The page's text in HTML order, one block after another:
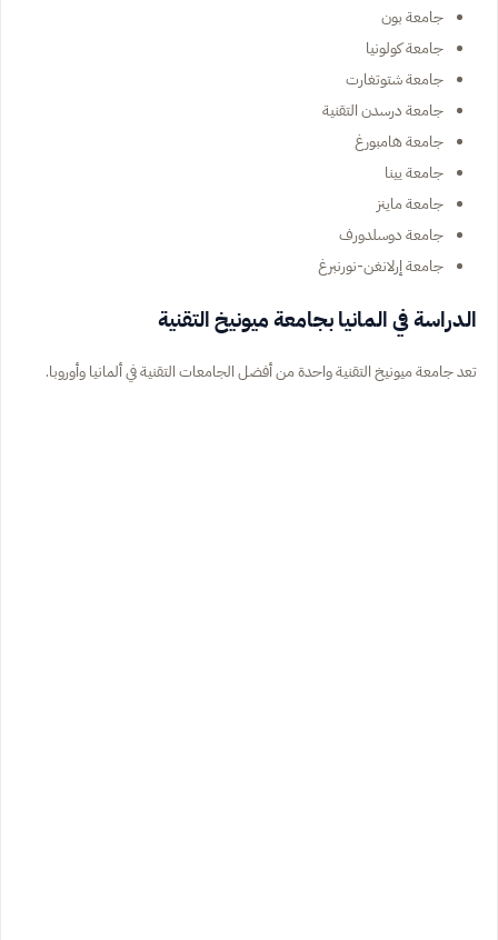
جامعة بون
جامعة كولونيا
جامعة شتوتغارت
جامعة درسدن التقنية
جامعة هامبورغ
جامعة يينا
جامعة ماينز
جامعة دوسلدورف
جامعة إرلانغن-نورنبرغ
الدراسة في المانيا بجامعة ميونيخ التقنية
تعد جامعة ميونيخ التقنية واحدة من أفضل الجامعات التقنية في ألمانيا وأوروبا.